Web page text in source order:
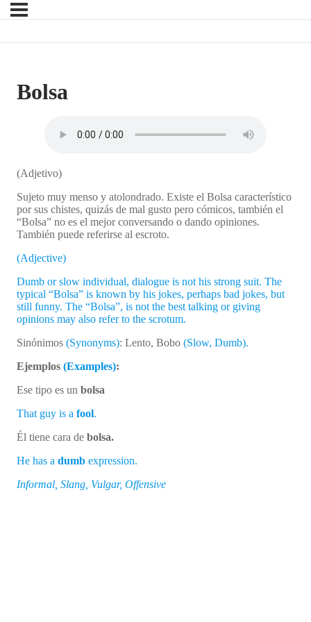
Bolsa
(Adjetivo)
Sujeto muy menso y atolondrado. Existe el Bolsa característico
por sus chistes, quizás de mal gusto pero cómicos, también el
“Bolsa” no es el mejor conversando o dando opiniones.
También puede referirse al escroto.
(Adjective)
Dumb or slow individual, dialogue is not his strong suit. The
typical “Bolsa” is known by his jokes, perhaps bad jokes, but
still funny. The “Bolsa”, is not the best talking or giving
opinions may also refer to the scrotum.
Sinónimos (Synonyms): Lento, Bobo (Slow, Dumb).
Ejemplos (Examples):
Ese tipo es un bolsa
That guy is a fool.
Él tiene cara de bolsa.
He has a dumb expression.
Informal, Slang, Vulgar, Offensive